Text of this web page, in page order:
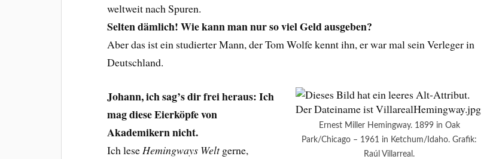
weltweit nach Spuren.
Selten dämlich! Wie kann man nur so viel Geld ausgeben?
Aber das ist ein studierter Mann, der Tom Wolfe kennt ihn, er war mal sein Verleger in
Deutschland.
Ernest Miller Hemingway. 1899 in Oak
Park/Chicago – 1961 in Ketchum/Idaho. Grafik:
Raúl Villarreal.
Johann, ich sag’s dir frei heraus: Ich
mag diese Eierköpfe von
Akademikern nicht.
Ich lese Hemingways Weltgerne,